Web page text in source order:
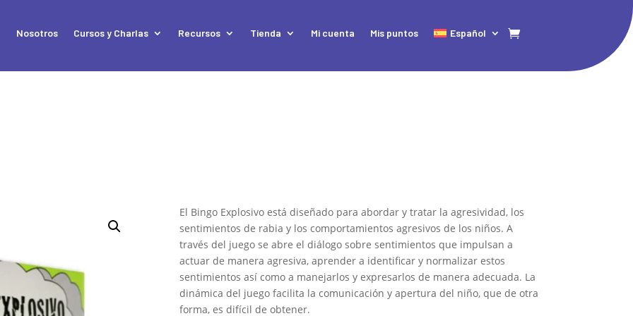
Nosotros Cursos y Charlas Recursos Tienda Mi cuenta Mis puntos Español
El Bingo Explosivo está diseñado para abordar y tratar la agresividad, los
sentimientos de rabia y los comportamientos agresivos de los niños. A
través del juego se abre el diálogo sobre sentimientos que impulsan a
actuar de manera agresiva, aprender a identificar y normalizar estos
sentimientos así como a manejarlos y expresarlos de manera adecuada. La
dinámica del juego facilita la comunicación y apertura del niño, que de otra
forma, es difícil de obtener.